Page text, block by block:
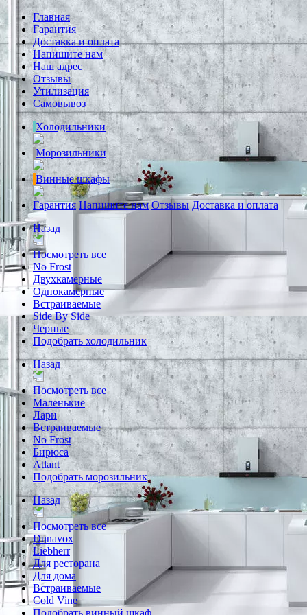
Главная
Гарантия
Доставка и оплата
Напишите нам
Наш адрес
Отзывы
Утилизация
Самовывоз
Холодильники
Морозильники
Винные шкафы
Гарантия Напишите нам Отзывы Доставка и оплата
Назад
Посмотреть все
No Frost
Двухкамерные
Однокамерные
Встраиваемые
Side By Side
Черные
Подобрать холодильник
Назад
Посмотреть все
Маленькие
Лари
Встраиваемые
No Frost
Бирюса
Atlant
Подобрать морозильник
Назад
Посмотреть все
Dunavox
Liebherr
Для ресторана
Для дома
Встраиваемые
Cold Vine
Подобрать винный шкаф